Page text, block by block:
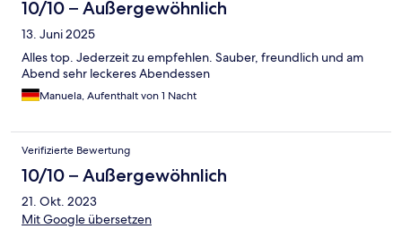
10/10 – Außergewöhnlich
13. Juni 2025
Alles top. Jederzeit zu empfehlen. Sauber, freundlich und am
Abend sehr leckeres Abendessen
Manuela, Aufenthalt von 1 Nacht
Verifizierte Bewertung
10/10 – Außergewöhnlich
21. Okt. 2023
Mit Google übersetzen